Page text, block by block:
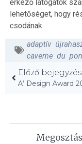
érkező látogatók
lehetőséget, hogy
csodának
adaptív
caverne du
Előző bejegyzés
Megosztás